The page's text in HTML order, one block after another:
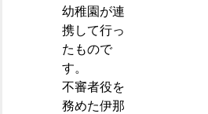
幼稚園が連
携して行っ
たもので
す。
不審者役を
務めた伊那